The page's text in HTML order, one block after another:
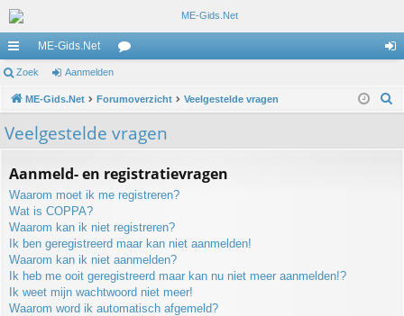
ne
lle
lin
ME-Gids.Net
u m
Zoek Aanmelden
ME-Gids.Net Forumoverzicht Veelgestelde vragen
Veelgestelde vragen
Aanmeld- en registratievragen
Waarom moet ik me registreren?
Wat is COPPA?
Waarom kan ik niet registreren?
Ik ben geregistreerd maar kan niet aanmelden!
Waarom kan ik niet aanmelden?
Ik heb me ooit geregistreerd maar kan nu niet meer aanmelden!?
Ik weet mijn wachtwoord niet meer!
Waarom word ik automatisch afgemeld?